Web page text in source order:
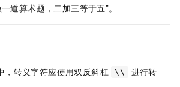
道算术题，二加三等于五”。
，转义字符应使用双反斜杠 \\
进行转